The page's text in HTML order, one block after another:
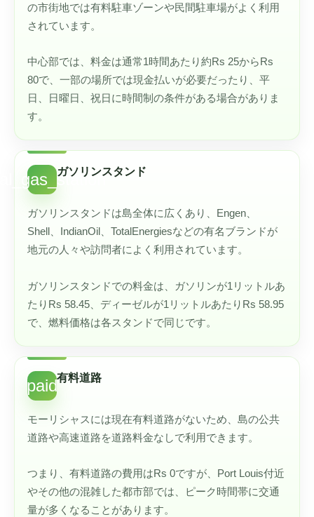
の市街地では有料駐車ゾーンや民間駐車場がよく利用
されています。
中心部では、料金は通常1時間あたり約Rs 25からRs
80で、一部の場所では現金払いが必要だったり、平
日、日曜日、祝日に時間制の条件がある場合がありま
す。
ガソリンスタンド
ガソリンスタンドは島全体に広くあり、Engen、
Shell、IndianOil、TotalEnergiesなどの有名ブランドが
地元の人々や訪問者によく利用されています。
ガソリンスタンドでの料金は、ガソリンが1リットルあ
たりRs 58.45、ディーゼルが1リットルあたりRs 58.95
で、燃料価格は各スタンドで同じです。
paid有料道路
モーリシャスには現在有料道路がないため、島の公共
道路や高速道路を道路料金なしで利用できます。
つまり、有料道路の費用はRs 0ですが、Port Louis付近
やその他の混雑した都市部では、ピーク時間帯に交通
量が多くなることがあります。